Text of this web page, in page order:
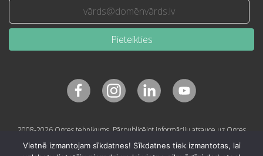
Pieteikties
2008-2026 Ogres tehnikums. Pārpublicējot informāciju atsauce uz Ogres
Vietnē izmantojam sīkdatnes! Sīkdatnes tiek izmantotas, lai